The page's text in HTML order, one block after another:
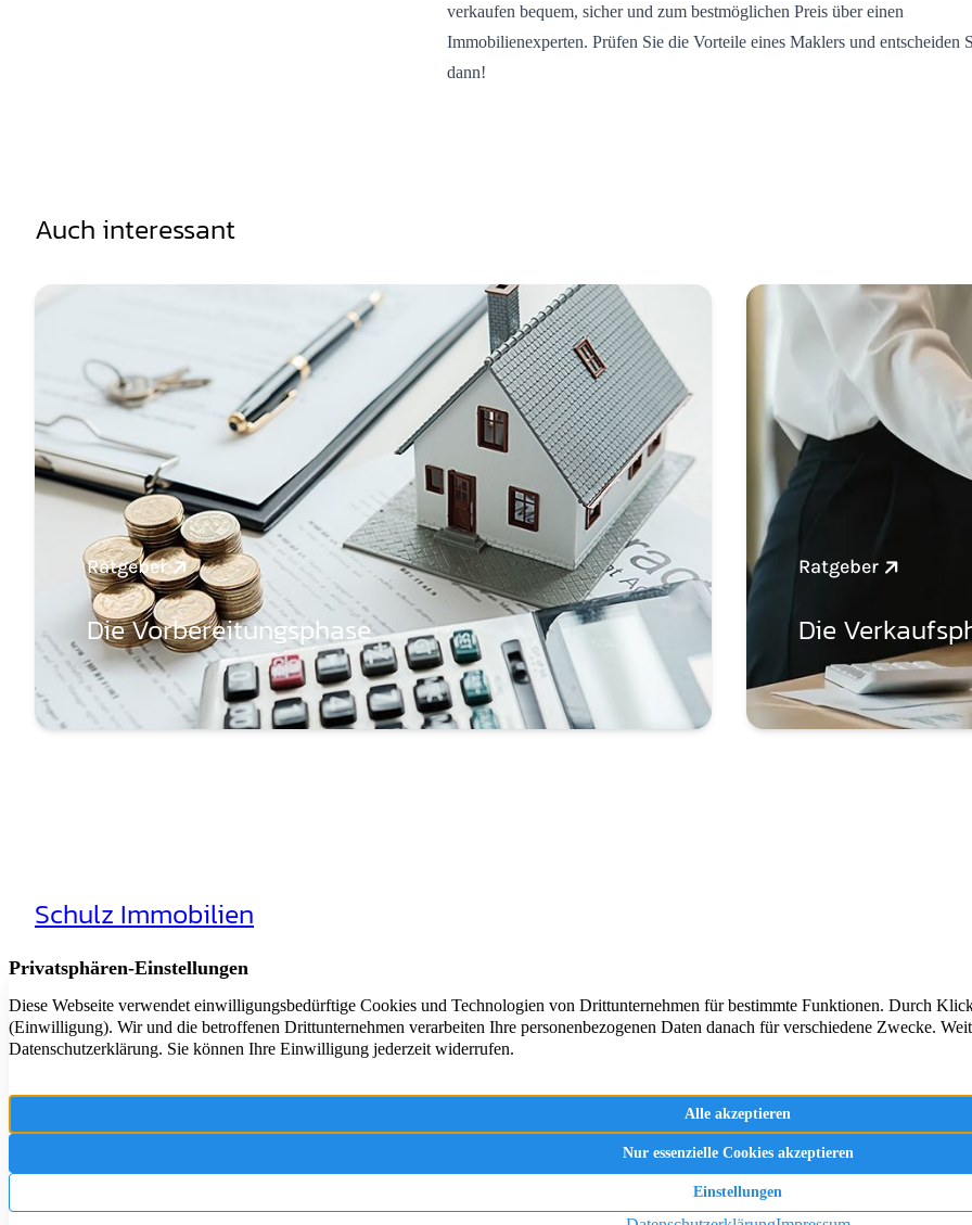
verkaufen bequem, sicher und zum bestmöglichen Preis über einen
Immobilienexperten. Prüfen Sie die Vorteile eines Maklers und entscheiden
dann!
Auch interessant
Ratgeber
Die Vorbereitungsphase
Ratgeber
Die
Schulz Immobilien
Rheinhäuserstr. 3
68165 Mannheim
Immobilie Verkaufen
Immobilien-News
Immobilien-Ratgeber
Vertrag widerrufen
Impressum
Cookie-Hinweis